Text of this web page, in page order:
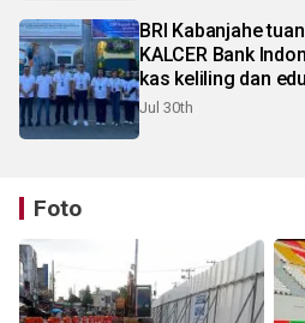
BRI Kabanjahe
KALCER Bank
kas keliling dan
pelosok Karo
Jul 30th
Foto